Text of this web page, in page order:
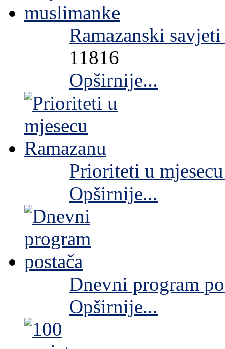
Ramazanski
11816
Opširnije...
Prioriteti u
Opširnije...
Dnevni program
Opširnije...